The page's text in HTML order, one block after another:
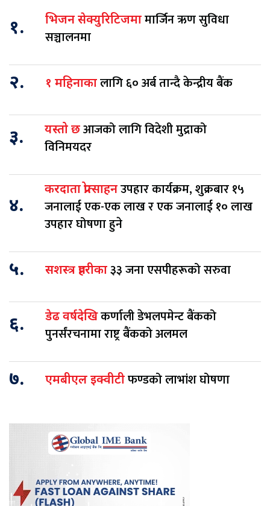
१. भिजन सेक्युरिटिजमामार्जिन ऋण सुविधा
सञ्चालनमा
२. १ महिनाकालागि ६० अर्ब तान्दै केन्द्रीय बैंक
३. यस्तो छआजको लागि विदेशी मुद्राको
विनिमयदर
४.
करदाता प्रोत्साहनउपहार कार्यक्रम, शुक्रबार १५
जनालाई एक-एक लाख र एक जनालाई १० लाख
उपहार घोषणा हुने
५. सशस्त्र प्रहरीका३३ जना एसपीहरूको सरुवा
६. डेढ वर्षदेखिकर्णाली डेभलपमेन्ट बैंकको
पुनर्संरचनामा राष्ट्र बैंकको अलमल
७. एमबीएल इक्वीटीफण्डको लाभांश घोषणा